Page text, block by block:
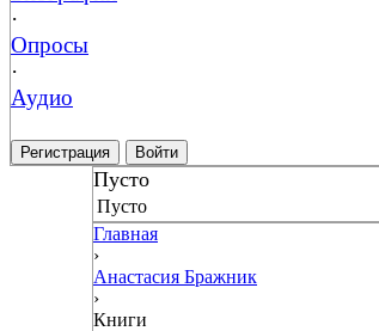
·
Опросы
·
Аудио
Регистрация Войти
Пусто
Пусто
Главная
›
Анастасия Бражник
›
Книги